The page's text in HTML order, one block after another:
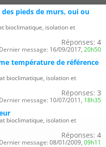
pieds de murs, oui ou
bioclimatique, isolation et
Réponses: 4
Dernier message: 16/09/2017, 20h50
température de référence
bioclimatique, isolation et
Réponses: 3
Dernier message: 10/07/2011, 18h35
bioclimatique, isolation et
Réponses: 4
Dernier message: 08/01/2009, 09h11